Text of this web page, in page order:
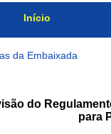
Início
da Embaixada
do
para